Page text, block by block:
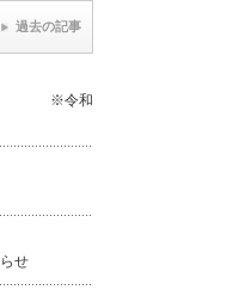
せ】 ※令和
せ
過去の記事